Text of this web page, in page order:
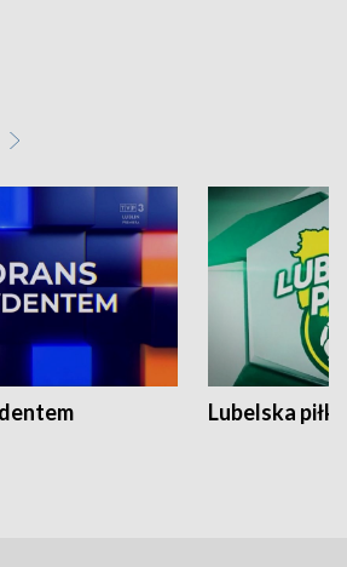
Lubelska piłka